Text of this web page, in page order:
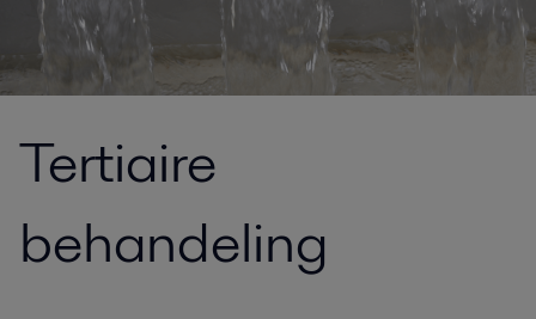
Tertiaire
behandeling